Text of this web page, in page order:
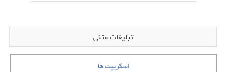
تبلیغات متنی
اسکریپت ها